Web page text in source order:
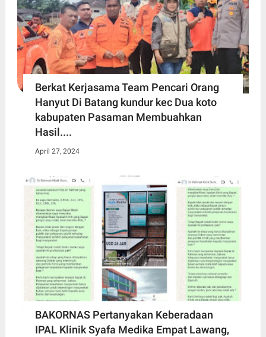
Berkat Kerjasama Team Pencari Orang
Hanyut Di Batang kundur kec Dua koto
kabupaten Pasaman Membuahkan
Hasil....
April 27, 2024
BAKORNAS Pertanyakan Keberadaan
IPAL Klinik Syafa Medika Empat Lawang,